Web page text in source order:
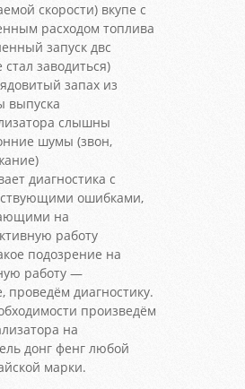
скорости) вкупе с
расходом топлива
запуск двс
заводиться)
запах из
выпуска
слышны
шумы (звон,
диагностика с
ошибками,
на
работу
подозрение на
работу —
проведём диагностику.
произведём
на
донг фенг любой
марки.